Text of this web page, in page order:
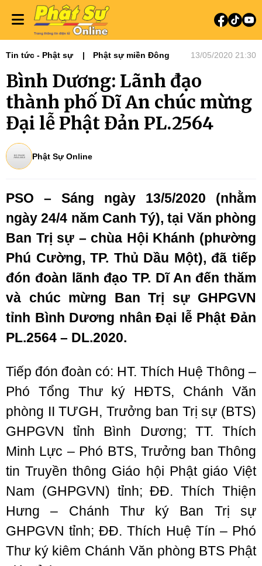
Tin tức - Phật sự Phật sự miền Đông 13/05/2020 21:30
Bình Dương: Lãnh đạo
thành phố Dĩ An chúc mừng
Đại lễ Phật Đản PL.2564
Phật Sự Online
PSO – Sáng ngày 13/5/2020 (nhằm
ngày 24/4 năm Canh Tý), tại Văn phòng
Ban Trị sự – chùa Hội Khánh (phường
Phú Cường, TP. Thủ Dầu Một), đã tiếp
đón đoàn lãnh đạo TP. Dĩ An đến thăm
và chúc mừng Ban Trị sự GHPGVN
tỉnh Bình Dương nhân Đại lễ Phật Đản
PL.2564 – DL.2020.
Tiếp đón đoàn có: HT. Thích Huệ Thông –
Phó Tổng Thư ký HĐTS, Chánh Văn
phòng II TƯGH, Trưởng ban Trị sự (BTS)
GHPGVN tỉnh Bình Dương; TT. Thích
Minh Lực – Phó BTS, Trưởng ban Thông
tin Truyền thông Giáo hội Phật giáo Việt
Nam (GHPGVN) tỉnh; ĐĐ. Thích Thiện
Hưng – Chánh Thư ký Ban Trị sự
GHPGVN tỉnh; ĐĐ. Thích Huệ Tín – Phó
Thư ký kiêm Chánh Văn phòng BTS Phật